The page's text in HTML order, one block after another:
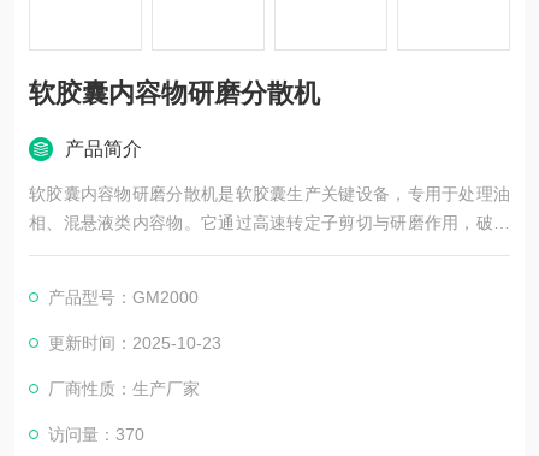
软胶囊内容物研磨分散机
产品简介
软胶囊内容物研磨分散机是软胶囊生产关键设备，专用于处理油
相、混悬液类内容物。它通过高速转定子剪切与研磨作用，破除
物料颗粒团聚，确保粒径均匀细腻。设备符合医药卫生标准，能
质量与稳定性，适配医药、保健品领域生产。
产品型号：GM2000
更新时间：2025-10-23
厂商性质：生产厂家
访问量：370